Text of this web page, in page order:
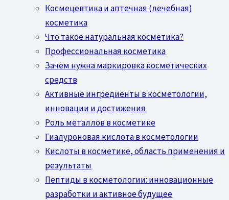
Космецевтика и аптечная (лечебная)
косметика
Что такое натуральная косметика?
Профессиональная косметика
Зачем нужна маркировка косметических
средств
Активные ингредиенты в косметологии,
инновации и достижения
Роль металлов в косметике
Гиалуроновая кислота в косметологии
Кислоты в косметике, область применения и
результаты
Пептиды в косметологии: инновационные
разработки и активное будущее